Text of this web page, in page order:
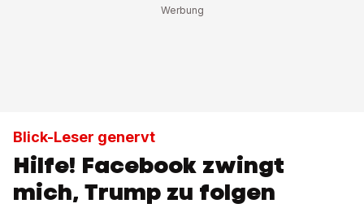
Blick-Leser genervt
Hilfe! Facebook zwingt
mich, Trump zu folgen